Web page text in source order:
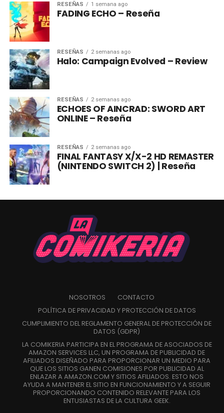
RESEÑAS 1 semana ago
FADING ECHO – Reseña
RESEÑAS 2 semanas ago
Halo: Campaign Evolved – Review
RESEÑAS 2 semanas ago
ECHOES OF AINCRAD: SWORD ART
ONLINE – Reseña
RESEÑAS 2 semanas ago
FINAL FANTASY X/X-2 HD REMASTER
(NINTENDO SWITCH 2) | Reseña
NOSOTROS
CONTACTO
POLÍTICA DE PRIVACIDAD Y PROTECCIÓN DE DATOS
CUMPLIMIENTO DEL REGLAMENTO GENERAL DE PROTECCIÓN DE
DATOS (GDPR)
LA COMIKERIA PARTICIPA EN EL PROGRAMA DE ASOCIADOS DE
AMAZON SERVICES LLC, UN PROGRAMA DE PUBLICIDAD DE
AFILIADOS DISEÑADO PARA PROPORCIONAR UN MEDIO PARA
QUE LOS SITIOS GANEN COMISIONES POR PUBLICIDAD AL
ENLAZAR A AMAZON.COM Y SITIOS AFILIADOS. ESTO NOS
AYUDA A MANTENER EL SITIO EN FUNCIONAMIENTO Y A SEGUIR
PROPORCIONANDO CONTENIDO RELEVANTE PARA LOS
ENTUSIASTAS DE LA CULTURA GEEK.